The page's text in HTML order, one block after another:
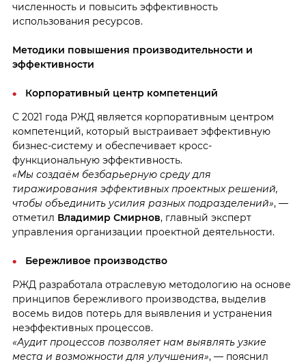
численность и повысить эффективность
использования ресурсов.
Методики повышения производительности и
эффективности
Корпоративный центр компетенций
С 2021 года РЖД является корпоративным центром
компетенций, который выстраивает эффективную
бизнес-систему и обеспечивает кросс-
функциональную эффективность.
«Мы создаём безбарьерную среду для
тиражирования эффективных проектных решений,
чтобы объединить усилия разных подразделений», —
отметил Владимир Смирнов, главный эксперт
управления организации проектной деятельности.
Бережливое производство
РЖД разработала отраслевую методологию на основе
принципов бережливого производства, выделив
восемь видов потерь для выявления и устранения
неэффективных процессов.
«Аудит процессов позволяет нам выявлять узкие
места и возможности для улучшения», — пояснил